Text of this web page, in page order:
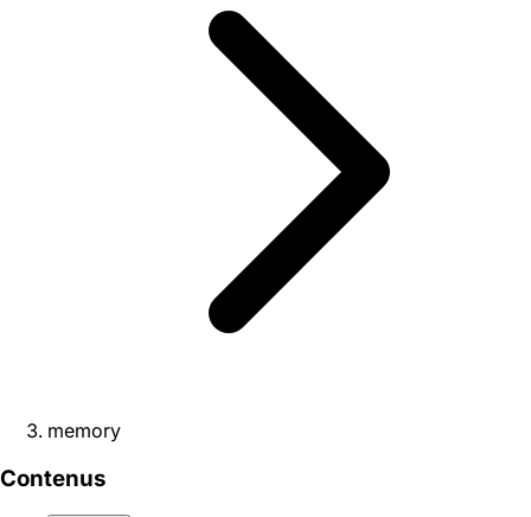
memory
Contenus